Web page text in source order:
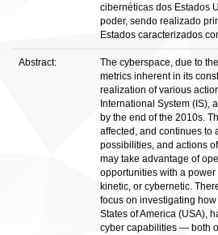
cibernéticas dos Estados
poder, sendo realizado
Estados caracterizados
Abstract:
The cyberspace, due to
metrics inherent in its
realization of various
International System (IS),
by the end of the 2010s.
affected, and continues to
possibilities, and actions
may take advantage of
opportunities with a
kinetic, or cybernetic.
focus on investigating
States of America (USA),
cyber capabilities — both